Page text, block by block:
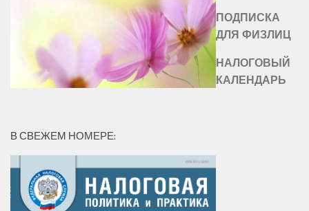
ПОДПИСКА
ДЛЯ ФИЗЛИЦ
НАЛОГОВЫЙ
КАЛЕНДАРЬ
В СВЕЖЕМ НОМЕРЕ: